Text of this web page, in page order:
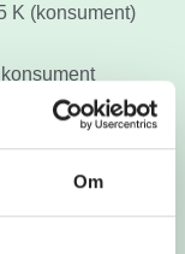
Om
K (konsument)
INM (inmatning)
och